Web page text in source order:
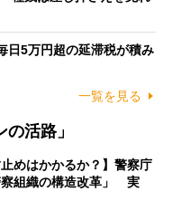
日5万円超の延滞税が積み
一覧を見る
活路」
めはかかるか？】警察庁
察組織の構造改革」 実